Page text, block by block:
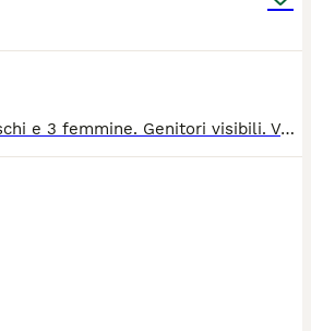
Cuccioli nati in famiglia. 6 maschi e 3 femmine. Genitori visibili. Verranno ceduti con microchip, iscrizione anagrafe, vaccini e test di Bear per l'udito. Ancona Per info: Rosita 3899517023